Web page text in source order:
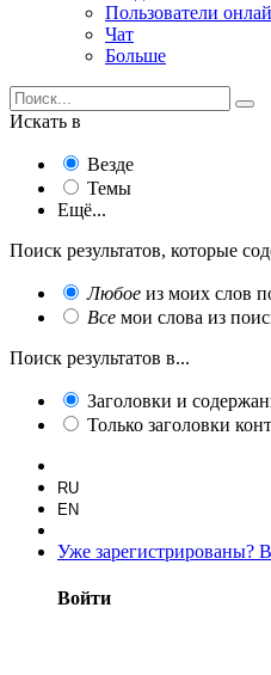
Пользователи
Чат
Больше
Искать в
Везде
Темы
Ещё...
Поиск результатов, которые
Любое из моих слов
Все мои слова из
Поиск результатов в...
Заголовки и
Только заголовки
RU
EN
Уже зарегистрированы?
Войти